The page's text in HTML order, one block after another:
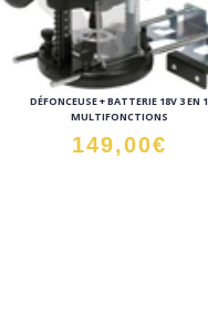
DÉFONCEUSE + BATTERIE 18V 3 EN 1
MULTIFONCTIONS
149,00€